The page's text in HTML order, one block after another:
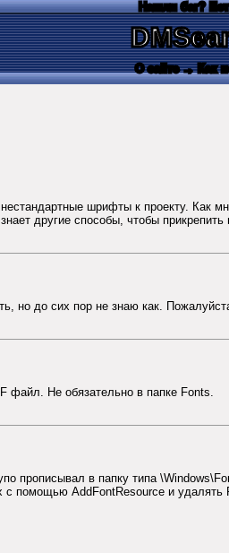
Нашли баг?
О сайте → Как
шрифты к проекту.
другие способы, чтобы
до сих пор не знаю как.
файл. Не обязательно в папке Fonts.
прописывал в папку типа
с помощью AddFontResource и удалять